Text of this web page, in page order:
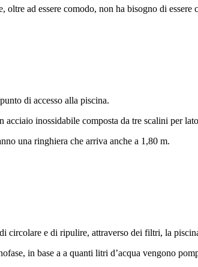
ad essere comodo, non ha bisogno di essere
di accesso alla piscina.
inossidabile composta da tre scalini per
una ringhiera che arriva anche a 1,80 m.
circolare e di ripulire, attraverso dei filtri, la
in base a a quanti litri d’acqua vengono